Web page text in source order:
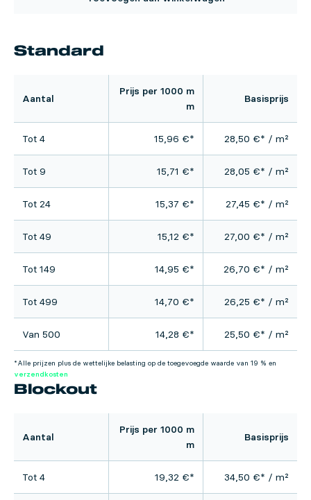
Standard
Aantal
Prijs per 1000 m
m
Basisprijs
Tot 4 15,96 €* 28,50 €* / m²
Tot 9 15,71 €* 28,05 €* / m²
Tot 24 15,37 €* 27,45 €* / m²
Tot 49 15,12 €* 27,00 €* / m²
Tot 149 14,95 €* 26,70 €* / m²
Tot 499 14,70 €* 26,25 €* / m²
Van 500 14,28 €* 25,50 €* / m²
*Alle prijzen plus de wettelijke belasting op de toegevoegde waarde van 19 % en
verzendkosten
Blockout
Aantal
Prijs per 1000 m
m
Basisprijs
Tot 4 19,32 €* 34,50 €* / m²